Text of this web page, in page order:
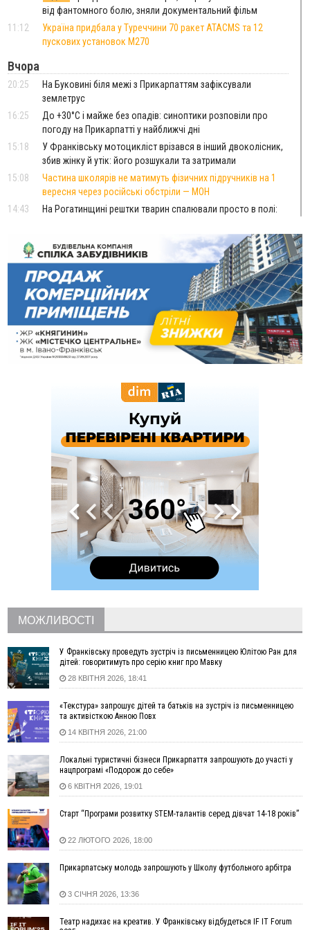
від фантомного болю, зняли документальний фільм
11:12
Україна придбала у Туреччини 70 ракет ATACMS та 12
пускових установок M270
Вчора
20:25
На Буковині біля межі з Прикарпаттям зафіксували
землетрус
16:25
До +30°C і майже без опадів: синоптики розповіли про
погоду на Прикарпатті у найближчі дні
15:18
У Франківську мотоцикліст врізався в інший двоколісник,
збив жінку й утік: його розшукали та затримали
15:08
Частина школярів не матимуть фізичних підручників на 1
вересня через російські обстріли — МОН
14:43
На Рогатинщині рештки тварин спалювали просто в полі:
13:25
Пірс, ігровий майданчик і зона для пікніків: оголосили
тендер на 7 мільйонів на благоустрій Німецького озера
12:14
У Калуші на озері в міському парку масово загинули
качки та риба
11:18
Майстра лісу з Верховинщини оштрафували на 600 тисяч за
переправлення чоловіків до Румунії
10:49
На Прикарпатті через негоду сталися аварійні вимкнення
світла
За змову на тендері для Долинської лікарні двох
Яремчанський суд виніс вирок чоловіку, який у Буковелі
вкрав із супермаркету пляшку віскі за 8,5 тисяч
В урочищі біля Галича археологи відкопали давньоруську
вагову гирку XII–XIII століть
У Франківську медики провели серію складних операцій
на аорті
07 Серпня
ФОТО
У Богородчанах на "зебрі" водій Audi наїхав на
хлопчика з велосипедом
Загальна площа всіх книгарень України - трохи більше ніж 6
футбольних полів
На "зебрі" у Франківську два мотоциклісти збили жінку
рекордсмен за зростанням цін на житло
16:48
ВІДЕО Де безпечно купатися на Прикарпатті?
організацію «КОД 7'Я», аби підтримувати військових та їхні
сім'ї
15:57
У Коломиї на одній з вулиць встановлять комплекс
автоматичної фіксації швидкості
15:29
Війна забрала життя трьох воїнів з Прикарпаття
15:00
На Закарпатті викрили масштабну схему незаконного
14:31
«Багато питань буде знято». На громадських слуханнях в
Яремче обговорили, як вирішити питання джипінгу в
Карпатах
13:54
5 «тихих» хвороб, які виявляє профілактичне обстеження
13:30
ФОТО
нового руху
12:57
У Франківську зафіксували найбільшу спеку за всю історію
спостережень
12:24
Лікування наркоманії Київ: чому важливо розпочати
терапію якомога раніше
12:00
Франківця, який у Косові викрав за магазину понад 640
МОЖЛИВОСТІ
У Франківську проведуть зустріч із письменницею Юлітою Ран для
дітей: говоритимуть про серію книг про Мавку
28 КВІТНЯ 2026, 18:41
«Текстура» запрошує дітей та батьків на зустріч із письменницею
та активісткою Анною Повх
14 КВІТНЯ 2026, 21:00
Локальні туристичні бізнеси Прикарпаття запрошують до участі у
нацпрограмі «Подорож до себе»
6 КВІТНЯ 2026, 19:01
Старт “Програми розвитку STEM-талантів серед дівчат 14-18 років”
22 ЛЮТОГО 2026, 18:00
Прикарпатську молодь запрошують у Школу футбольного арбітра
3 СІЧНЯ 2026, 13:36
Театр надихає на креатив. У Франківську відбудеться IF IT Forum